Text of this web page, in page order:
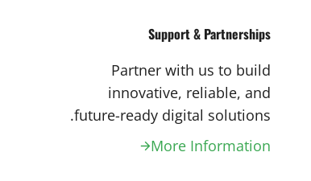
Support & Partnerships
Partner with us to build
innovative, reliable, and
future-ready digital solutions.
More Information